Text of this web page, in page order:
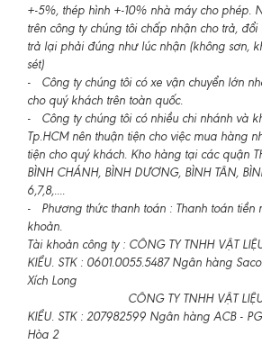
+-5%, thép hình +-10% nhà máy cho phép.
trên công ty chúng tôi chấp nhận cho trả,
trả lại phải đúng như lúc nhận (không sơn,
sét)
- Công ty chúng tôi có xe vận chuyển lớn
cho quý khách trên toàn quốc.
- Công ty chúng tôi có nhiều chi nhánh và
Tp.HCM nên thuận tiện cho việc mua hàng
tiện cho quý khách. Kho hàng tại các quận
BÌNH CHÁNH, BÌNH DƯƠNG, BÌNH TÂN,
6,7,8,....
- Phương thức thanh toán : Thanh toán tiền
khoản.
Tài khoản công ty : CÔNG TY TNHH VẬT
KIỀU. STK : 0601.0055.5487 Ngân hàng
Xích Long
CÔNG TY TNHH VẬT
KIỀU. STK : 207982599 Ngân hàng ACB -
Hòa 2